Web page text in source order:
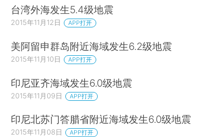
台湾外海发生5.4级地震
2015年11月12日 APP打开
美阿留申群岛附近海域发生6.2级地震
2015年11月10日 APP打开
印尼亚齐海域发生6.0级地震
2015年11月09日 APP打开
印尼北苏门答腊省附近海域发生6.0级地震
2015年11月08日 APP打开